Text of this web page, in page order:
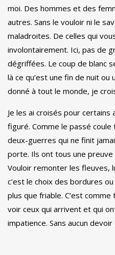
moi. Des hommes et des
autres. Sans le vouloir ni le
maladroites. De celles qui
involontairement. Ici, pas de
dégriffées. Le coup de blanc
là ce qu’est une fin de nuit ou
donné à tout le monde, je
Je les ai croisés pour certains
figuré. Comme le passé
deux-guerres qui ne finit
porte. Ils ont tous une
Vouloir remonter les fleuves,
c’est le choix des bordures
plus que friable. C’est
voir ceux qui arrivent et qui
impatience. Sans aucun